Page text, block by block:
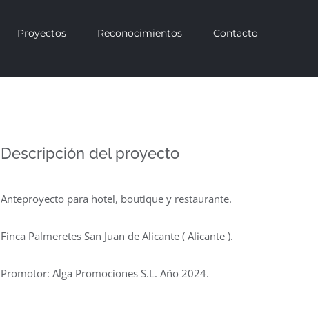
Proyectos Reconocimientos Contacto
Descripción del proyecto
Anteproyecto para hotel, boutique y restaurante.
Finca Palmeretes San Juan de Alicante ( Alicante ).
Promotor: Alga Promociones S.L. Año 2024.